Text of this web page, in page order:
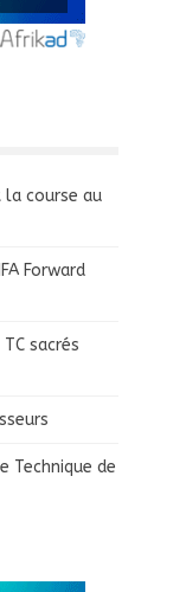
la course au
Forward
sacrés
Technique de